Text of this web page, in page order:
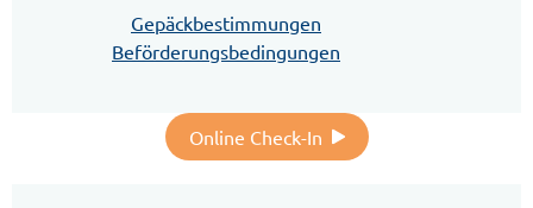
Gepäckbestimmungen
Beförderungsbedingungen
Online Check-In